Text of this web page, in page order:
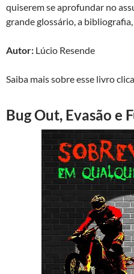
quiserem se aprofundar no
grande glossário, a
Autor: Lúcio Resende
Saiba mais sobre esse livro
Bug Out, Evasão e